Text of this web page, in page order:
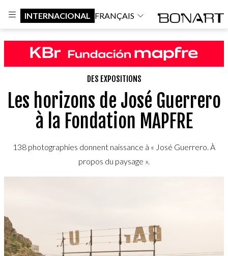
INTERNACIONAL FRANÇAIS
DES EXPOSITIONS
Les horizons de José Guerrero
à la Fondation MAPFRE
138 photographies donnent naissance à « José Guerrero. À
propos du paysage ».